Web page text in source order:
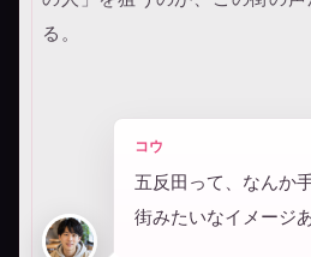
る。
コウ
五反田って、なんか
街みたいなイメージ